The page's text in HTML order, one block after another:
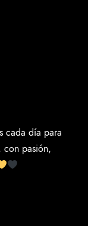
cada día para
con pasión,